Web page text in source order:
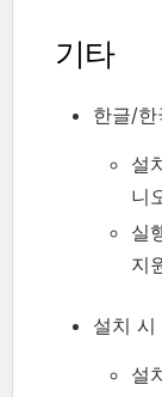
기타
한글/한
설
니
실
지
설치 시
설